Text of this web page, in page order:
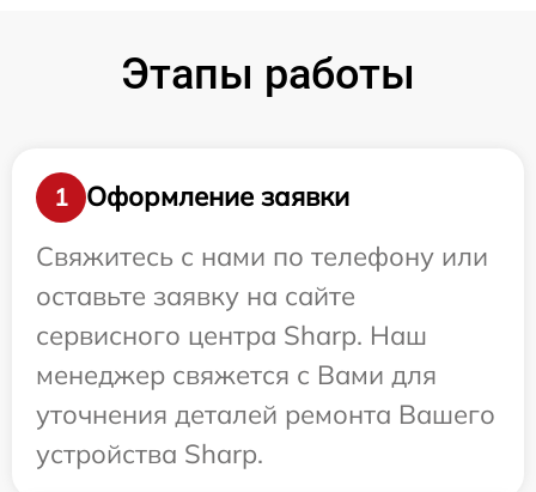
Этапы работы
1
Оформление заявки
Свяжитесь с нами по телефону или
оставьте заявку на сайте
сервисного центра Sharp. Наш
менеджер свяжется с Вами для
уточнения деталей ремонта Вашего
устройства Sharp.